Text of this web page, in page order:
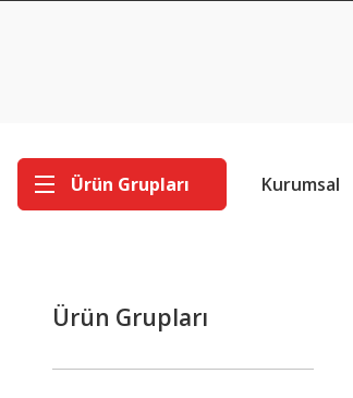
Ürün Grupları Kurumsal
Ürün Grupları